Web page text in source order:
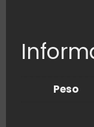
Peso